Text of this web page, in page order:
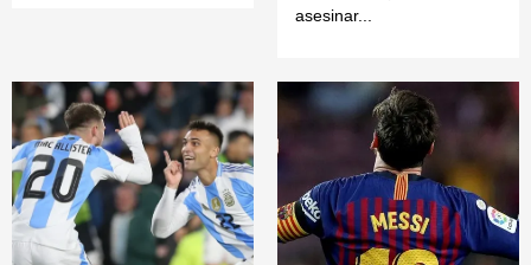
asesinar...